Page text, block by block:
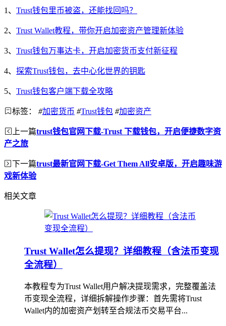
1、 Trust钱包里币被盗，还能找回吗？
2、 Trust Wallet教程，带你开启加密资产管理新体验
3、 Trust钱包万事达卡，开启加密货币支付新征程
4、 探索Trust钱包，去中心化世界的钥匙
5、 Trust钱包客户端下载全攻略
标签： #加密货币 #Trust钱包 #加密资产
上一篇trust钱包官网下载-Trust 下载钱包，开启便捷数字资
产之旅
下一篇trust最新官网下载-Get Them All安卓版，开启趣味游
戏新体验
相关文章
Trust Wallet怎么提现？详细教程（含法币变现
全流程）
本教程专为Trust Wallet用户解决提现需求，完整覆盖法
币变现全流程，详细拆解操作步骤：首先需将Trust
Wallet内的加密资产划转至合规法币交易平台...